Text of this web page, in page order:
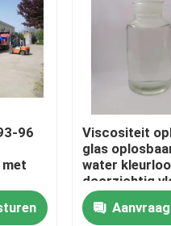
96
Viscositeit
glas
water
doorzichtig